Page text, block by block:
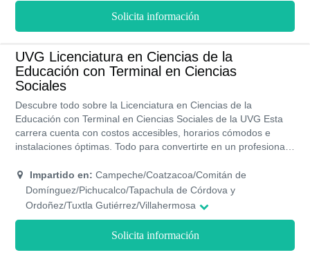
síntesis, capacidad de interpretar y transmitir informaciones. La
modalidad de estudio es presencial u online tu escoges; en
capacitado.
Solicita información
UVG Licenciatura en Ciencias de la
Educación con Terminal en Ciencias
Sociales
Descubre todo sobre la Licenciatura en Ciencias de la
Educación con Terminal en Ciencias Sociales de la UVG Esta
carrera cuenta con costos accesibles, horarios cómodos e
instalaciones óptimas. Todo para convertirte en un profesional
necesarios para formar a la siguiente generación.
Impartido en: Campeche/Coatzacoa/Comitán de
Domínguez/Pichucalco/Tapachula de Córdova y
Ordoñez/Tuxtla Gutiérrez/Villahermosa
Solicita información